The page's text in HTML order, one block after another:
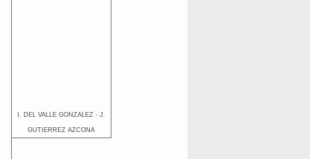
I. DEL VALLE GONZALEZ - J.
GUTIERREZ AZCONA